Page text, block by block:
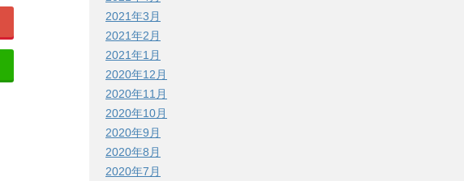
2021年3月
2021年2月
2021年1月
2020年12月
2020年11月
2020年10月
2020年9月
2020年8月
2020年7月